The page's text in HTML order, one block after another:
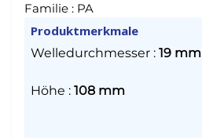
Familie : PA
Produktmerkmale
Welledurchmesser : 19 mm
Höhe : 108 mm